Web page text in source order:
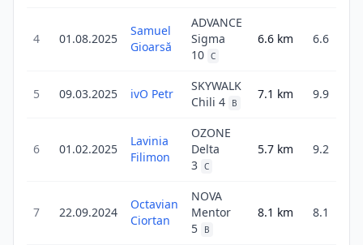
4 01.08.2025
Samuel
Gioarsă
ADVANCE
Sigma
10 C
6.6 km 6.6
5 09.03.2025 ivO Petr
SKYWALK
Chili 4
B
7.1 km 9.9
6 01.02.2025
Lavinia
Filimon
OZONE
Delta
3 C
5.7 km 9.2
7 22.09.2024
Octavian
Ciortan
NOVA
Mentor
5
B
8.1 km 8.1